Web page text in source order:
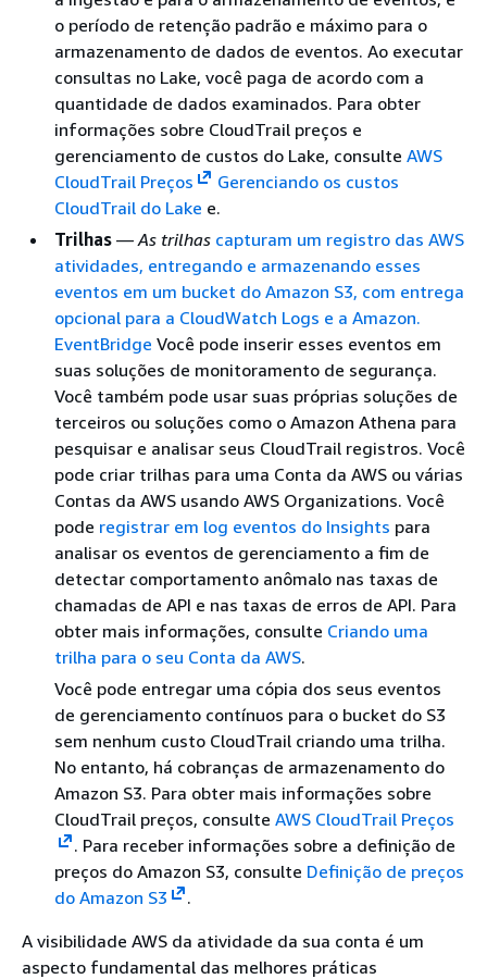
o período de retenção padrão e máximo para o
armazenamento de dados de eventos. Ao executar
consultas no Lake, você paga de acordo com a
quantidade de dados examinados. Para obter
informações sobre CloudTrail preços e
gerenciamento de custos do Lake, consulte AWS
CloudTrail Preços
Gerenciando os custos
CloudTrail do Lake e.
Trilhas — As trilhas capturam um registro das AWS
atividades, entregando e armazenando esses
eventos em um bucket do Amazon S3, com entrega
opcional para a CloudWatch Logs e a Amazon.
EventBridge Você pode inserir esses eventos em
suas soluções de monitoramento de segurança.
Você também pode usar suas próprias soluções de
terceiros ou soluções como o Amazon Athena para
pesquisar e analisar seus CloudTrail registros. Você
pode criar trilhas para uma Conta da AWS ou várias
Contas da AWS usando AWS Organizations. Você
pode registrar em log eventos do Insights para
analisar os eventos de gerenciamento a fim de
detectar comportamento anômalo nas taxas de
chamadas de API e nas taxas de erros de API. Para
obter mais informações, consulte Criando uma
trilha para o seu Conta da AWS.
Você pode entregar uma cópia dos seus eventos
de gerenciamento contínuos para o bucket do S3
sem nenhum custo CloudTrail criando uma trilha.
No entanto, há cobranças de armazenamento do
Amazon S3. Para obter mais informações sobre
CloudTrail preços, consulte AWS CloudTrail Preços
. Para receber informações sobre a definição de
preços do Amazon S3, consulte Definição de preços
do Amazon S3
.
A visibilidade AWS da atividade da sua conta é um
aspecto fundamental das melhores práticas